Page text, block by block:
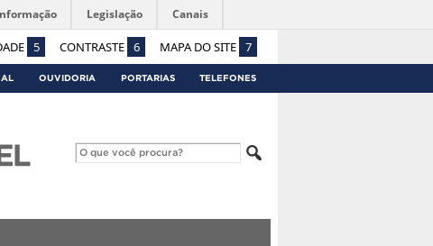
5 CONTRASTE 6 MAPA DO SITE 7
Legislação Canais
OUVIDORIA PORTARIAS TELEFONES